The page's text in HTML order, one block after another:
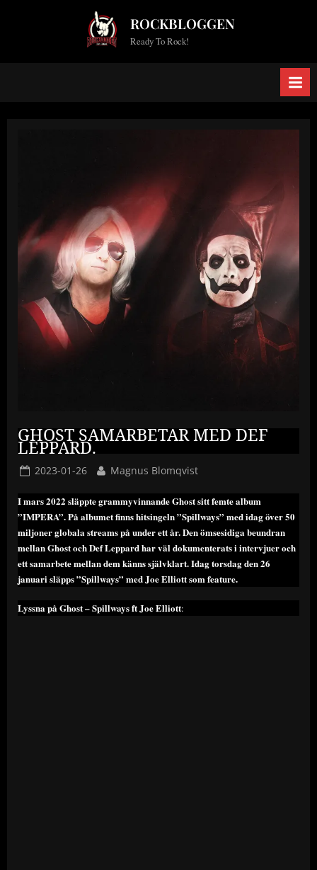
ROCKBLOGGEN
Ready To Rock!
GHOST SAMARBETAR MED DEF
LEPPARD.
Posted
2023-01-26 By
Magnus Blomqvist
I mars 2022 släppte grammyvinnande Ghost sitt femte album
”IMPERA”. På albumet finns hitsingeln ”Spillways” med idag över 50
miljoner globala streams på under ett år. Den ömsesidiga beundran
mellan Ghost och Def Leppard har väl dokumenterats i intervjuer och
ett samarbete mellan dem känns självklart. Idag torsdag den 26
januari släpps ”Spillways” med Joe Elliott som feature.
Lyssna på Ghost – Spillways ft Joe Elliott: